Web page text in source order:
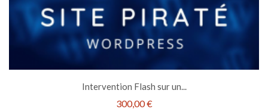
Intervention Flash sur un...
300,00 €